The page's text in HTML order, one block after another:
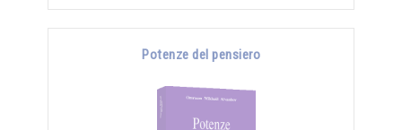
Potenze del pensiero